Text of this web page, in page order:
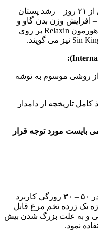
این علائم عبارتند از عدم فحلی گاو پس از ۲۱ روز – رشد پستان –
افزایش وزن بدن گاو و
فرورفتگی اطراف دم به علت فعالیت هورمون Relaxin بر روی
روشی موسوم به توشه
تاریخچه از دامدار
بایست مورد توجه قرار
در این حالت که برای تشخیص آبستنی در ۵۰ – ۳۰ روزگی کاربرد
یک زرده تخم مرغ قابل
و به علت بزرگ شدن بیش
نمود.